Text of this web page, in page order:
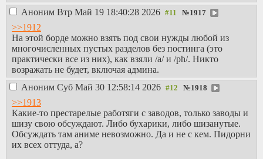
Аноним Втр Май 19 18:40:28 2026 №1917
>>1912
На этой борде можно взять под свои нужды любой из
многочисленных пустых разделов без постинга (это
практически все из них), как взяли /a/ и /ph/. Никто
возражать не будет, включая админа.
Аноним Суб Май 30 12:58:14 2026 №1918
>>1913
Какие-то престарелые работяги с заводов, только заводы и
шизу свою обсуждают. Либо бухарики, либо шизанутые.
Обсуждать там аниме невозможно. Да и не с кем. Пидорни
их всех оттуда, а?